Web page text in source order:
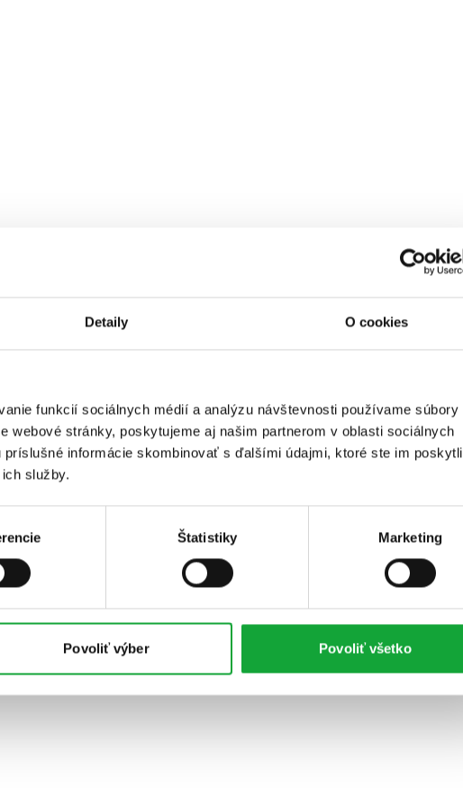
Detaily O cookies
funkcií sociálnych médií a analýzu návštevnosti používame súbory
webové stránky, poskytujeme aj našim partnerom v oblasti sociálnych
informácie skombinovať s ďalšími údajmi, ktoré ste im poskytli
služby.
Štatistiky Marketing
Povoliť výber Povoliť všetko